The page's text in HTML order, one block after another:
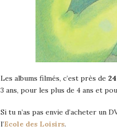
Les albums filmés, c’est près de
3 ans, pour les plus de 4 ans et
Si tu n’as pas envie d’acheter un
l’Ecole des Loisirs.